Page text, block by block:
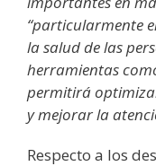
“particularmente
la salud de las
herramientas
permitirá
y mejorar la
Respecto a los